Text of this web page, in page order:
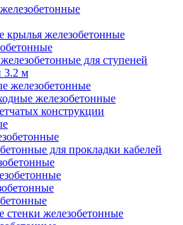
крылья железобетонные
для ступеней
3.2 м
железобетонные
железобетонные
конструкции
для прокладки кабелей
стенки железобетонные